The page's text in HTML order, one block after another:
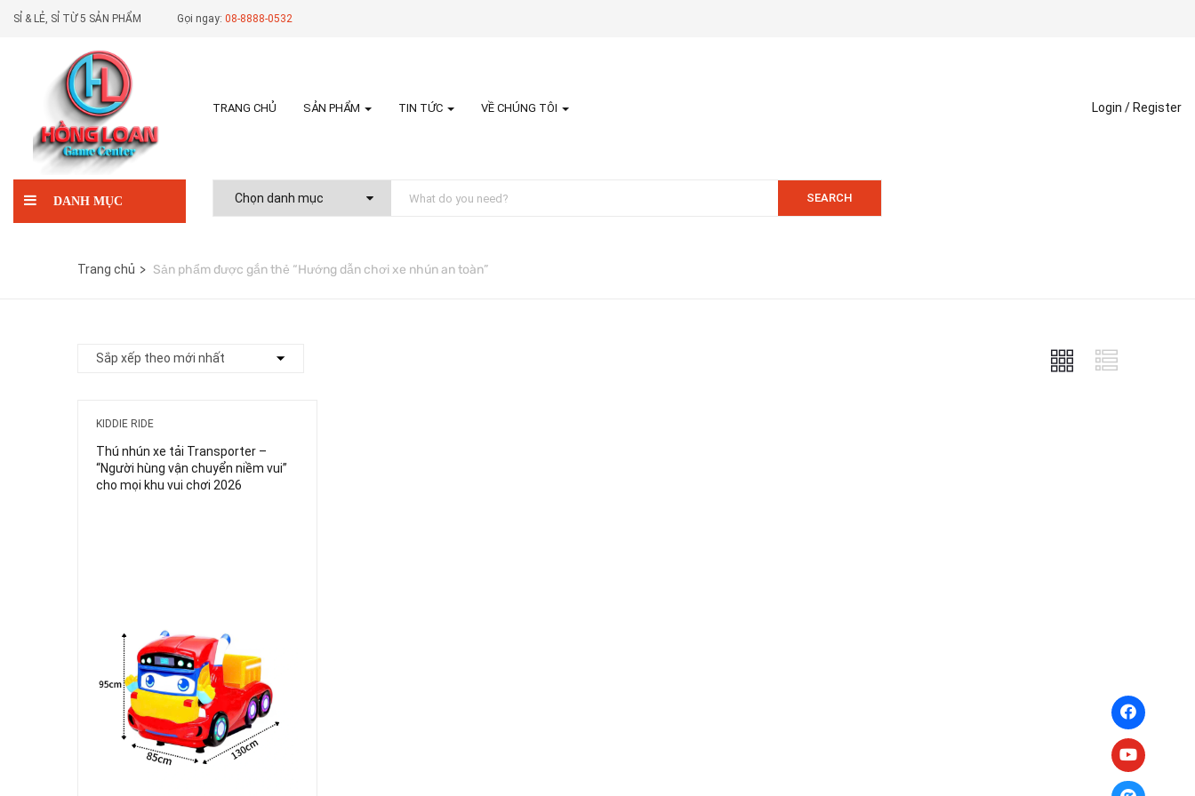
SỈ & LẺ, SỈ TỪ 5 SẢN PHẨM Gọi ngay: 08-8888-0532
TRANG CHỦ SẢN PHẨM TIN TỨC VỀ CHÚNG TÔI Login / Register
DANH MỤC SEARCH
Trang chủ Sản phẩm được gắn thẻ “Hướng dẫn chơi xe nhún an toàn”
KIDDIE RIDE
Thú nhún xe tải Transporter –
“Người hùng vận chuyển niềm vui”
cho mọi khu vui chơi 2026